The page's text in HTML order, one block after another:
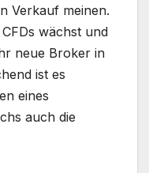
Verkauf meinen.
wächst und
neue Broker in
ist es
eines
auch die